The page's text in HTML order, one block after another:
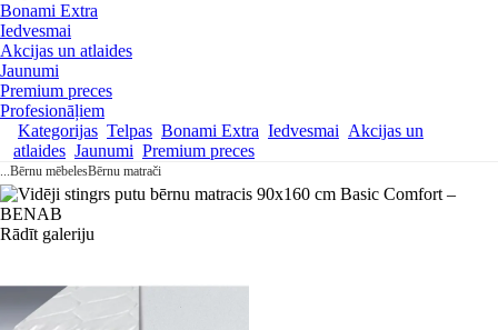
Bonami Extra
Iedvesmai
Akcijas un atlaides
Jaunumi
Premium preces
Profesionāļiem
Kategorijas Telpas Bonami Extra Iedvesmai Akcijas un
atlaides Jaunumi Premium preces
...Bērnu mēbelesBērnu matrači
Rādīt galeriju